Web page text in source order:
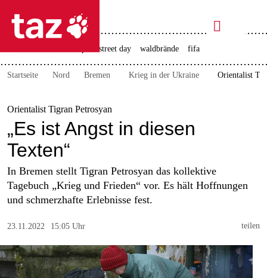
taz zahl ich
taz zahl ich
themen
politik
gesellschaft
sport
berlin

taz zahl ich
christopher street day waldbrände fifa
Startseite Nord Bremen Krieg in der Ukraine Orientalist
Orientalist Tigran Petrosyan
„Es ist Angst in diesen
Texten“
In Bremen stellt Tigran Petrosyan das kollektive
Tagebuch „Krieg und Frieden“ vor. Es hält Hoffnungen
und schmerzhafte Erlebnisse fest.
23.11.2022 15:05 Uhr teilen